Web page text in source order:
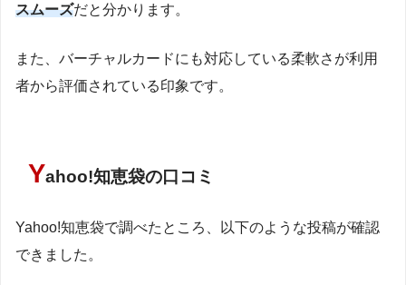
スムーズだと分かります。
また、バーチャルカードにも対応している柔軟さが利用
者から評価されている印象です。
Yahoo!知恵袋の口コミ
Yahoo!知恵袋で調べたところ、以下のような投稿が確認
できました。